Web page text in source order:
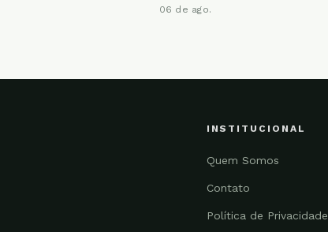
06 de ago.
INSTITUCIONAL
Quem Somos
Contato
Política de Privacidade